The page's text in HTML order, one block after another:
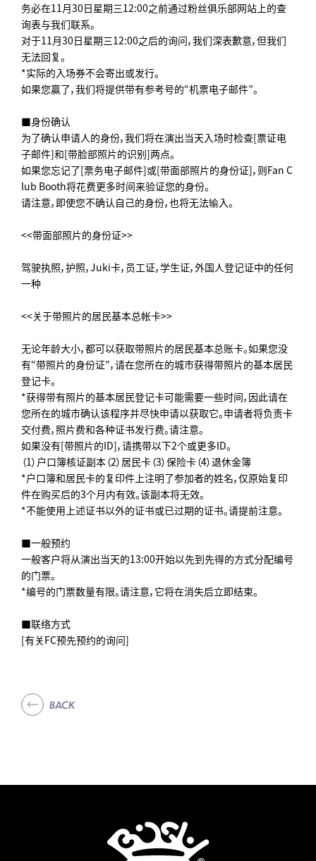
务必在11月30日星期三12:00之前通过粉丝俱乐部网站上的查
询表与我们联系。
对于11月30日星期三12:00之后的询问，我们深表歉意，但我们
无法回复。
*实际的入场券不会寄出或发行。
如果您赢了，我们将提供带有参考号的“机票电子邮件”。
■身份确认
为了确认申请人的身份，我们将在演出当天入场时检查[票证电
子邮件]和[带脸部照片的识别]两点。
如果您忘记了[票务电子邮件]或[带面部照片的身份证]，则Fan C
lub Booth将花费更多时间来验证您的身份。
请注意，即使您不确认自己的身份，也将无法输入。
<<带面部照片的身份证>>
驾驶执照，护照，Juki卡，员工证，学生证，外国人登记证中的任何
一种
<<关于带照片的居民基本总帐卡>>
无论年龄大小，都可以获取带照片的居民基本总账卡。如果您没
有“带照片的身份证”，请在您所在的城市获得带照片的基本居民
登记卡。
*获得带有照片的基本居民登记卡可能需要一些时间，因此请在
您所在的城市确认该程序并尽快申请以获取它。申请者将负责卡
交付费，照片费和各种证书发行费。请注意。
如果没有[带照片的ID]，请携带以下2个或更多ID。
（1）户口簿核证副本（2）居民卡（3）保险卡（4）退休金簿
*户口簿和居民卡的复印件上注明了参加者的姓名，仅原始复印
件在购买后的3个月内有效。该副本将无效。
*不能使用上述证书以外的证书或已过期的证书。请提前注意。
■一般预约
一般客户将从演出当天的13:00开始以先到先得的方式分配编号
的门票。
*编号的门票数量有限。请注意，它将在消失后立即结束。
■联络方式
[有关FC预先预约的询问]
BACK